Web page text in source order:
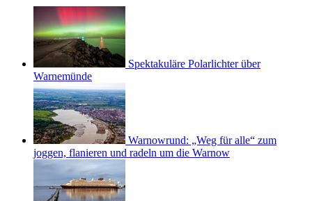
Spektakuläre Polarlichter über
Warnemünde
Warnowrund: „Weg für alle“ zum
joggen, flanieren und radeln um die Warnow